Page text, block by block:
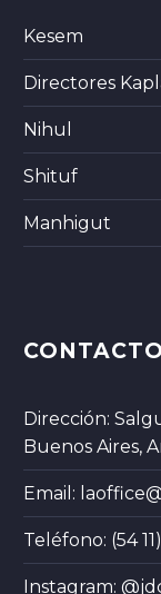
Kesem
Directores
Nihul
Shituf
Manhigut
CONTACTO
Dirección:
Buenos Aires,
Email:
Teléfono: (54
Instagram: